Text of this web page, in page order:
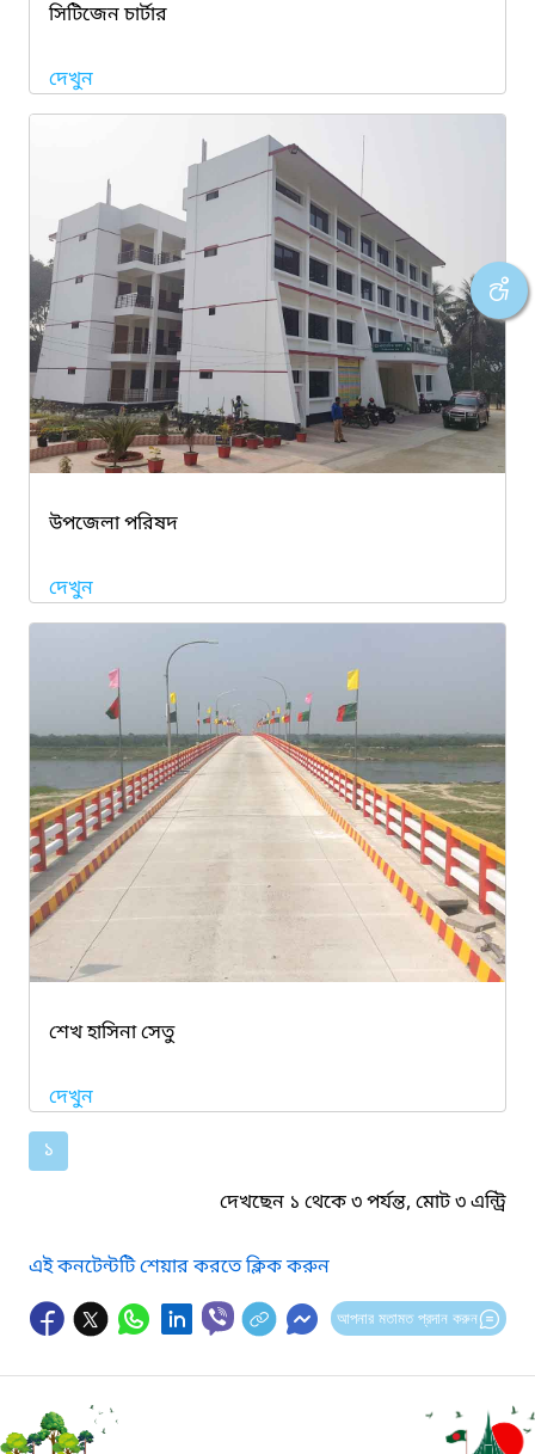
সিটিজেন চার্টার
দেখুন
উপজেলা পরিষদ
দেখুন
শেখ হাসিনা সেতু
দেখুন
১
দেখছেন ১ থেকে ৩ পর্যন্ত, মোট ৩ এন্ট্রি
এই কনটেন্টটি শেয়ার করতে ক্লিক করুন
আপনার মতামত প্রদান করুন